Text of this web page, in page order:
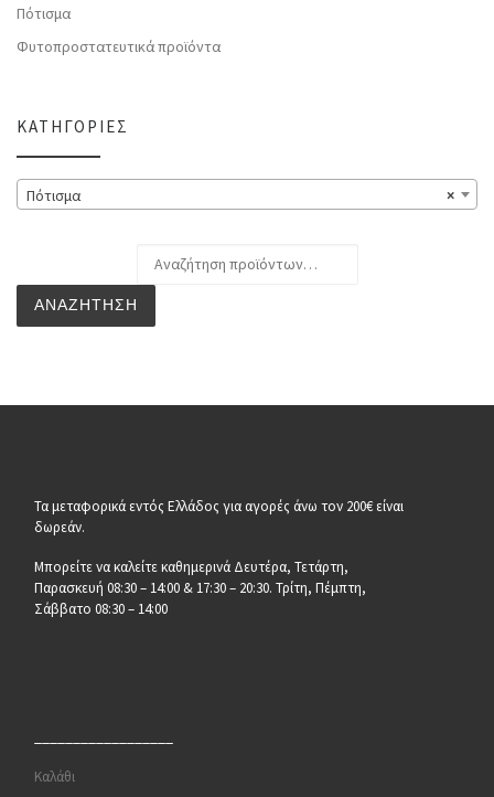
Πότισμα
Φυτοπροστατευτικά προϊόντα
ΚΑΤΗΓΟΡΊΕΣ
×
Πότισμα
ΑΝΑΖΉΤΗΣΗ
Τα μεταφορικά εντός Ελλάδος για αγορές άνω τον 200€ είναι
δωρεάν.
Μπορείτε να καλείτε καθημερινά Δευτέρα, Τετάρτη,
Παρασκευή 08:30 – 14:00 & 17:30 – 20:30. Τρίτη, Πέμπτη,
Σάββατο 08:30 – 14:00
Καλάθι